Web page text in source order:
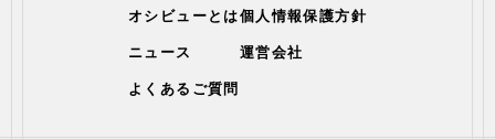
オシビューとは
ニュース
よくあるご質問
個人情報保護方針
運営会社